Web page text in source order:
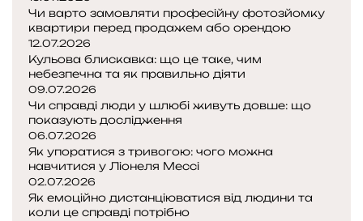
Чи варто замовляти професійну фотозйомку
квартири перед продажем або орендою
12.07.2026
Кульова блискавка: що це таке, чим
небезпечна та як правильно діяти
09.07.2026
Чи справді люди у шлюбі живуть довше: що
показують дослідження
06.07.2026
Як упоратися з тривогою: чого можна
навчитися у Ліонеля Мессі
02.07.2026
Як емоційно дистанціюватися від людини та
коли це справді потрібно